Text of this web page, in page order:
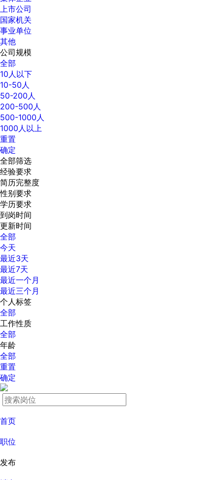
上市公司
国家机关
事业单位
其他
公司规模
全部
10人以下
10-50人
50-200人
200-500人
500-1000人
1000人以上
重置
确定
全部筛选
经验要求
简历完整度
性别要求
学历要求
到岗时间
更新时间
全部
今天
最近3天
最近7天
最近一个月
最近三个月
个人标签
全部
工作性质
全部
年龄
全部
重置
确定
首页
职位
发布